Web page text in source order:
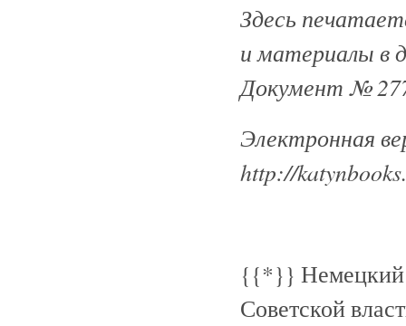
Здесь
и материалы в
Документ №
Электронная
http://
{{*}} Немецкий
Советской